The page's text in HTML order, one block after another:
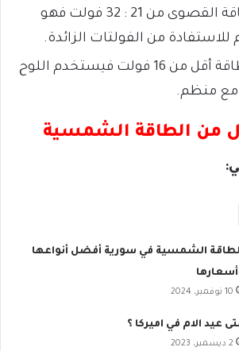
القصوى من 21 : 32 فولت
فهو
للاستفادة من الفولتات الزائدة.
أقل من 16 فولت
فيستخدم اللوح
منظم.
من الطاقة الشمسية
الشمسية في سورية أفضل أنواعها
10 نوفمبر، 2024
عيد الام في اميركا ؟
2 ديسمبر، 2023